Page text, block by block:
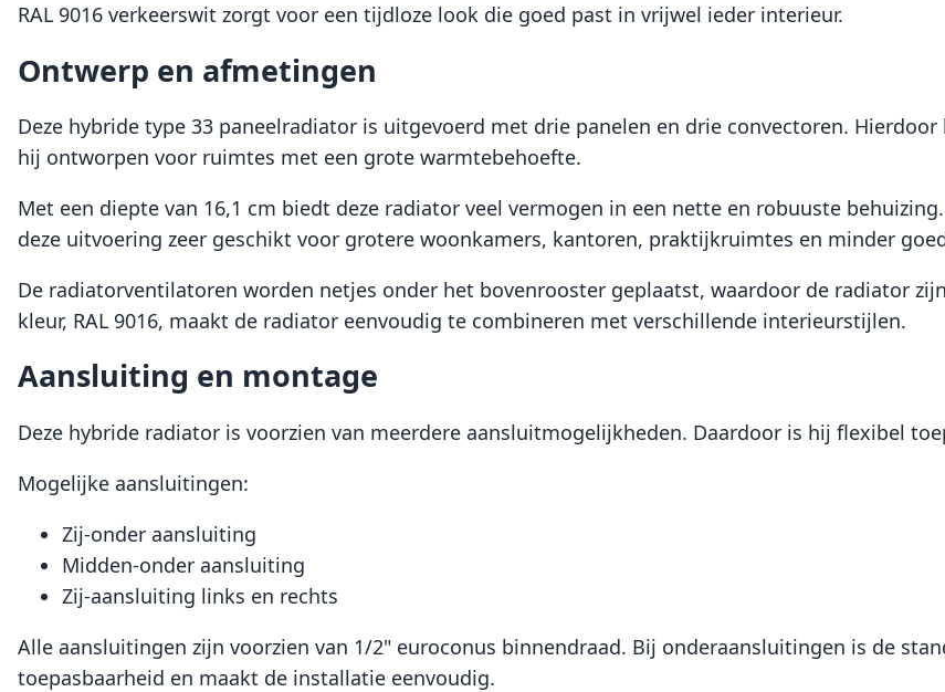
RAL 9016 verkeerswit zorgt voor een tijdloze look die goed past in vrijwel ieder interieur.
Ontwerp en afmetingen
Deze hybride type 33 paneelradiator is uitgevoerd met drie panelen en drie convectoren.
hij ontworpen voor ruimtes met een grote warmtebehoefte.
Met een diepte van 16,1 cm biedt deze radiator veel vermogen in een nette en robuuste
deze uitvoering zeer geschikt voor grotere woonkamers, kantoren, praktijkruimtes en minder
De radiatorventilatoren worden netjes onder het bovenrooster geplaatst, waardoor de radiator
kleur, RAL 9016, maakt de radiator eenvoudig te combineren met verschillende interieurstijlen.
Aansluiting en montage
Deze hybride radiator is voorzien van meerdere aansluitmogelijkheden. Daardoor is hij flexibel
Mogelijke aansluitingen:
Zij-onder aansluiting
Midden-onder aansluiting
Zij-aansluiting links en rechts
Alle aansluitingen zijn voorzien van 1/2" euroconus binnendraad. Bij onderaansluitingen is de
toepasbaarheid en maakt de installatie eenvoudig.